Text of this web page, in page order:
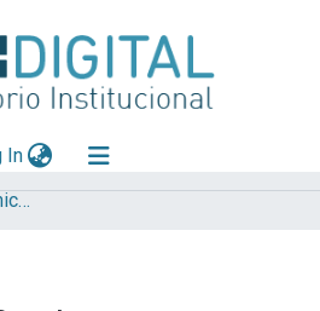
In(current)
Artículos, Informes Técnicos y presentaciones en Congresos